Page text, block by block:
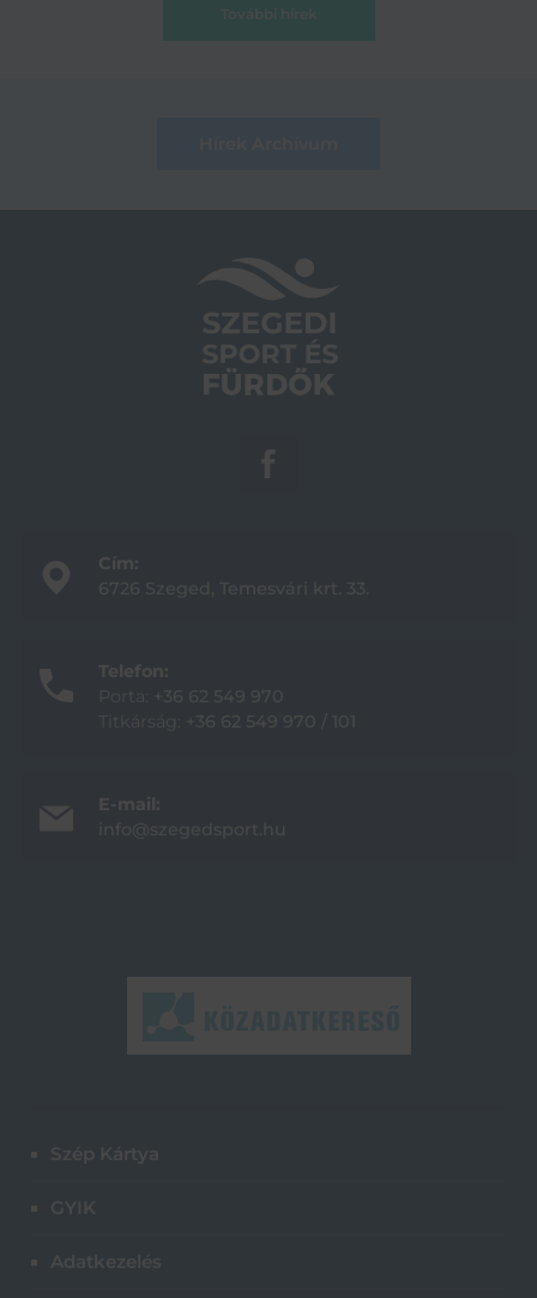
További hírek
Cím:
6726 Szeged, Temesvári krt. 33.
Telefon:
Porta:
+36 62 549 970
Titkárság:
+36 62 549 970 / 101
E-mail:
info@szegedsport.hu
Szép Kártya
GYIK
Adatkezelés